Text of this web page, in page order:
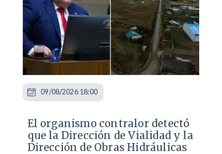
El organismo contralor detectó
que la Dirección de Vialidad y la
Dirección de Obras Hidráulicas
09/08/2026 18:00